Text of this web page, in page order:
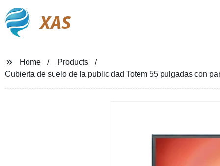
XAS
Home
Products
Cubierta de suelo de la publicidad Totem 55 pulgadas con